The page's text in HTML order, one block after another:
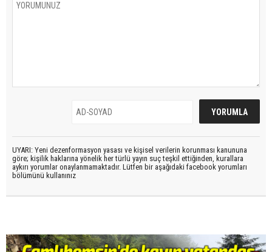
UYARI: Yeni dezenformasyon yasası ve kişisel verilerin korunması kanununa
göre; kişilik haklarına yönelik her türlü yayın suç teşkil ettiğinden, kurallara
aykırı yorumlar onaylanmamaktadır. Lütfen bir aşağıdaki facebook yorumları
bölümünü kullanınız